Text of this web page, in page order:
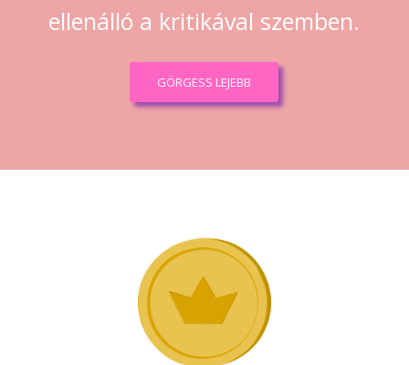
ellenálló a kritikával szemben.
GÖRGESS LEJEBB